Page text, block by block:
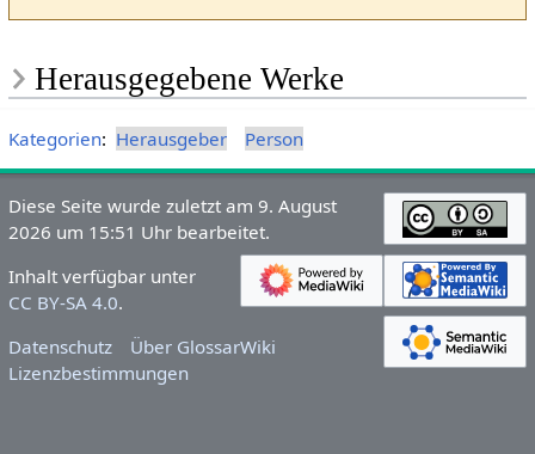
Herausgegebene Werke
Kategorien: Herausgeber Person
Diese Seite wurde zuletzt am 9. August
2026 um 15:51 Uhr bearbeitet.
Inhalt verfügbar unter
CC BY-SA 4.0.
Datenschutz
Über GlossarWiki
Lizenzbestimmungen